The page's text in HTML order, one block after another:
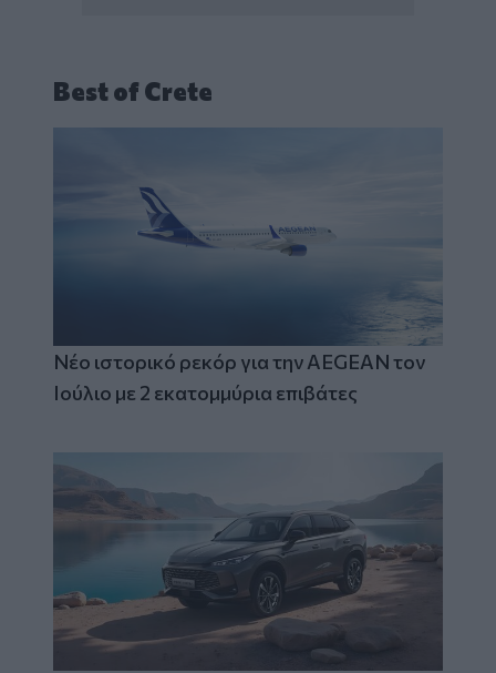
Best of Crete
Νέο ιστορικό ρεκόρ για την AEGEAN τον
Ιούλιο με 2 εκατομμύρια επιβάτες